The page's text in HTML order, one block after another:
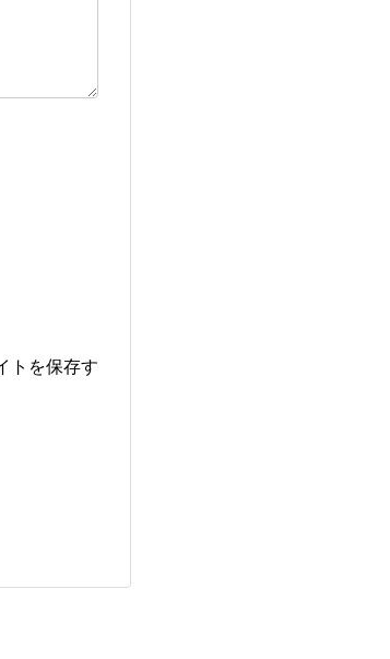
トを保存す